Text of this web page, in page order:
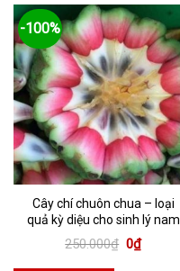
-100%
Cây chí chuôn chua – loại
quả kỳ diệu cho sinh lý nam
250.000₫ Giá
gốc
0₫Giá
hiện